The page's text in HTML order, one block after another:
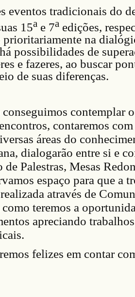
eventos tradicionais do
15a e 7a edições,
na
possibilidades de
e fazeres, ao buscar
de suas diferenças.
conseguimos contemplar
contaremos
áreas do
dialogarão entre si e
de Palestras, Mesas
espaço para que a
através de
como teremos a
apreciando
felizes em contar